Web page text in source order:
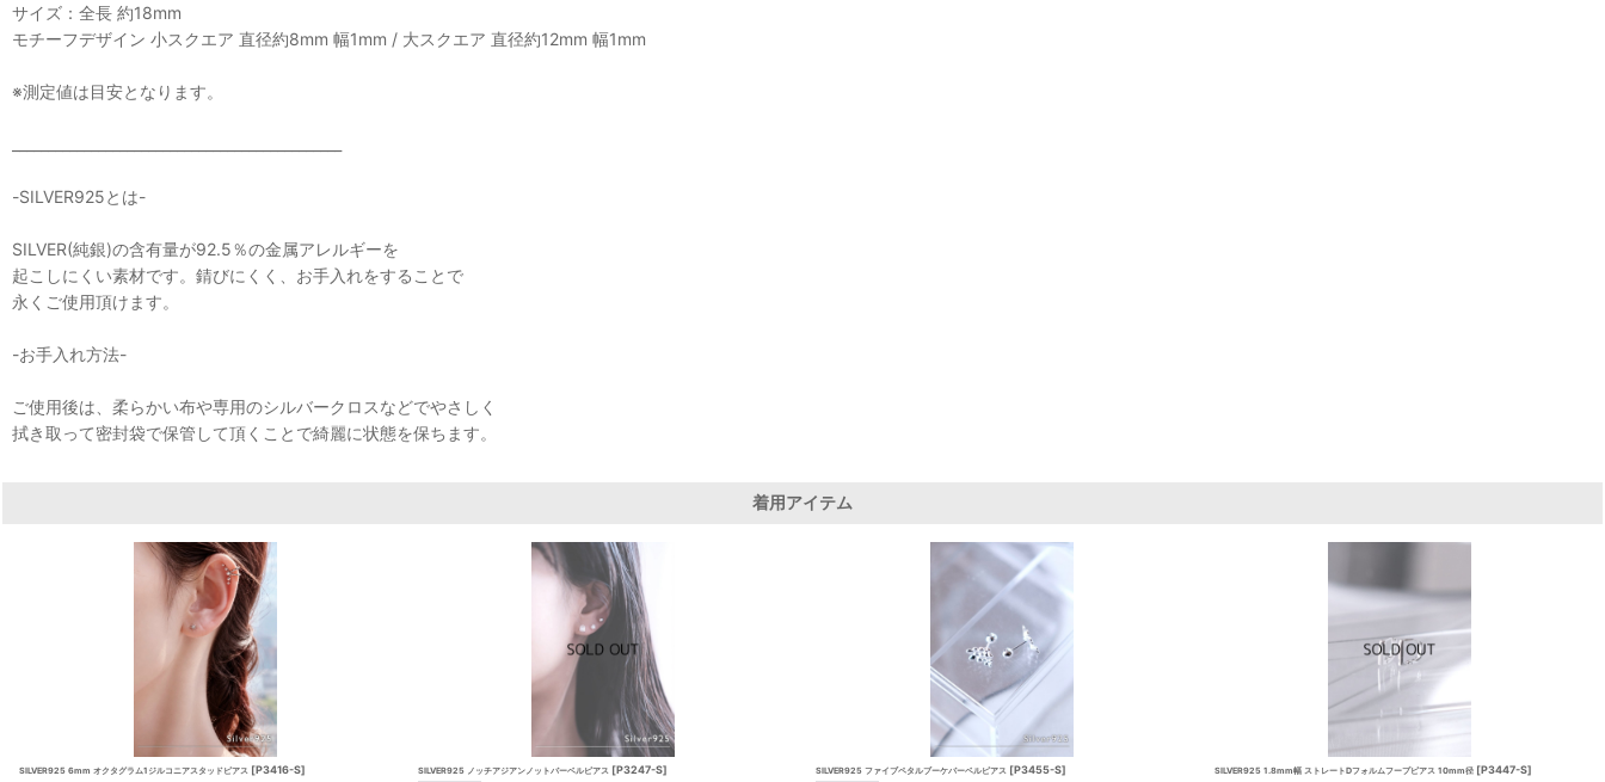
サイズ：全長 約18mm
モチーフデザイン 小スクエア 直径約8mm 幅1mm / 大スクエア 直径約12mm 幅1mm
※測定値は目安となります。
-SILVER925とは-
SILVER(純銀)の含有量が92.5％の金属アレルギーを
起こしにくい素材です。錆びにくく、お手入れをすることで
永くご使用頂けます。
-お手入れ方法-
ご使用後は、柔らかい布や専用のシルバークロスなどでやさしく
拭き取って密封袋で保管して頂くことで綺麗に状態を保ちます。
着用アイテム
SILVER925 6mm オクタグラム1ジルコニアスタッドピアス [P3416-S] SILVER925 ノッチアジアンノットバーベルピアス [P3247-S] SILVER925 ファイブペタルブーケバーベルピアス [P3455-S] SILVER925 1.8mm幅 ストレートDフォルムフープピアス 10mm径 [P3447-S]